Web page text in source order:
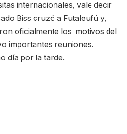
internacionales, vale decir
Biss cruzó a Futaleufú y,
oficialmente los motivos del
importantes reuniones.
día por la tarde.